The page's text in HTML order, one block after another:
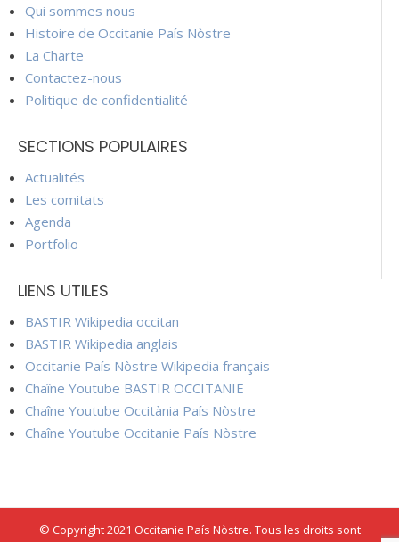
Qui sommes nous
Histoire de Occitanie País Nòstre
La Charte
Contactez-nous
Politique de confidentialité
SECTIONS POPULAIRES
Actualités
Les comitats
Agenda
Portfolio
LIENS UTILES
BASTIR Wikipedia occitan
BASTIR Wikipedia anglais
Occitanie País Nòstre Wikipedia français
Chaîne Youtube BASTIR OCCITANIE
Chaîne Youtube Occitània País Nòstre
Chaîne Youtube Occitanie País Nòstre
© Copyright 2021 Occitanie País Nòstre. Tous les droits sont